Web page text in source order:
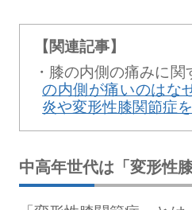
【関連記事】
膝の内側の痛みに
の内側が痛いのはな
炎や変形性膝関節症を
中高年世代は「変形性膝